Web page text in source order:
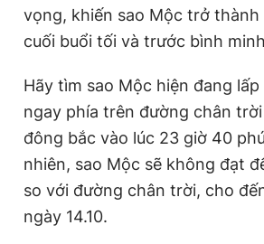
vọng, khiến sao Mộc trở thành
cuối buổi tối và trước bình
Hãy tìm sao Mộc hiện đang
ngay phía trên đường chân
đông bắc vào lúc 23 giờ 40
nhiên, sao Mộc sẽ không đạt
so với đường chân trời, cho
ngày 14.10.